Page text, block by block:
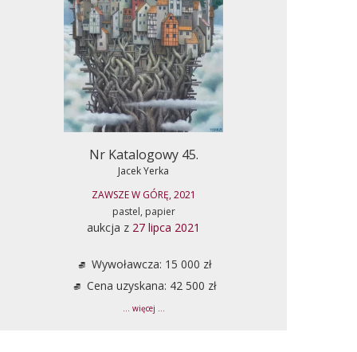
Nr Katalogowy 45.
Jacek Yerka
ZAWSZE W GÓRĘ, 2021
pastel, papier
aukcja z 27 lipca 2021
Wywoławcza: 15 000 zł
Cena uzyskana: 42 500 zł
... więcej ...